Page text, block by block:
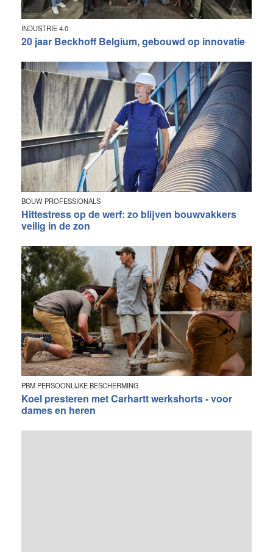
INDUSTRIE 4.0
20 jaar Beckhoff Belgium, gebouwd op innovatie
BOUW PROFESSIONALS
Hittestress op de werf: zo blijven bouwvakkers
veilig in de zon
PBM PERSOONLIJKE BESCHERMING
Koel presteren met Carhartt werkshorts - voor
dames en heren